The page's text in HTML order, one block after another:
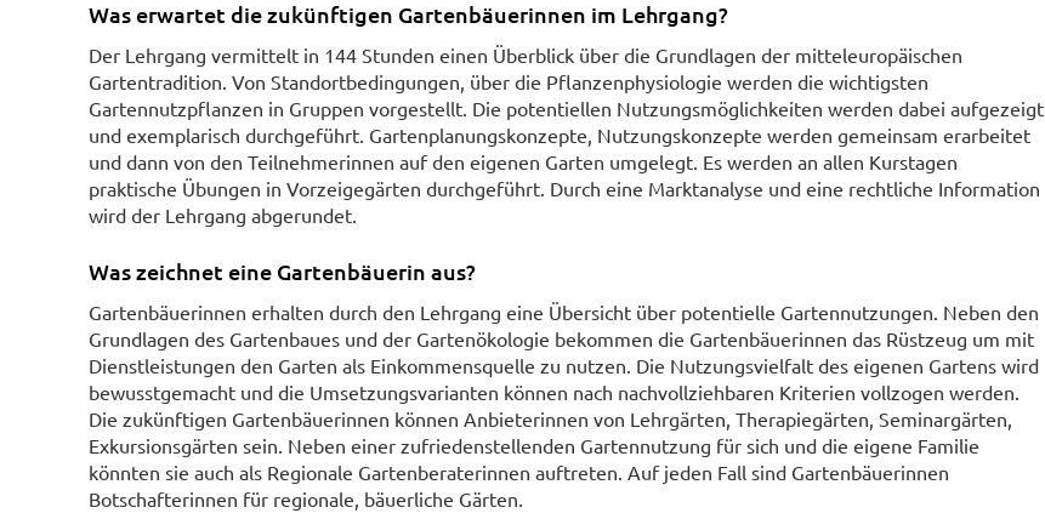
Was erwartet die zukünftigen Gartenbäuerinnen im Lehrgang?
Der Lehrgang vermittelt in 144 Stunden einen Überblick über die Grundlagen der mitteleuropäischen
Gartentradition. Von Standortbedingungen, über die Pflanzenphysiologie werden die wichtigsten
Gartennutzpflanzen in Gruppen vorgestellt. Die potentiellen Nutzungsmöglichkeiten werden dabei aufgezeigt
und exemplarisch durchgeführt. Gartenplanungskonzepte, Nutzungskonzepte werden gemeinsam erarbeitet
und dann von den Teilnehmerinnen auf den eigenen Garten umgelegt. Es werden an allen Kurstagen
praktische Übungen in Vorzeigegärten durchgeführt. Durch eine Marktanalyse und eine rechtliche Information
wird der Lehrgang abgerundet.
Was zeichnet eine Gartenbäuerin aus?
Gartenbäuerinnen erhalten durch den Lehrgang eine Übersicht über potentielle Gartennutzungen. Neben den
Grundlagen des Gartenbaues und der Gartenökologie bekommen die Gartenbäuerinnen das Rüstzeug um mit
Dienstleistungen den Garten als Einkommensquelle zu nutzen. Die Nutzungsvielfalt des eigenen Gartens wird
bewusstgemacht und die Umsetzungsvarianten können nach nachvollziehbaren Kriterien vollzogen werden.
Die zukünftigen Gartenbäuerinnen können Anbieterinnen von Lehrgärten, Therapiegärten, Seminargärten,
Exkursionsgärten sein. Neben einer zufriedenstellenden Gartennutzung für sich und die eigene Familie
könnten sie auch als Regionale Gartenberaterinnen auftreten. Auf jeden Fall sind Gartenbäuerinnen
Botschafterinnen für regionale, bäuerliche Gärten.